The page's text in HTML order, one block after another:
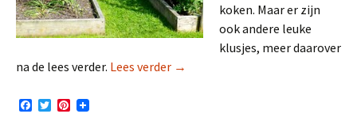
koken. Maar er zijn
ook andere leuke
klusjes, meer daarover
na de lees verder. Lees verder Moestuin zaaikalender augustus
→
T
P